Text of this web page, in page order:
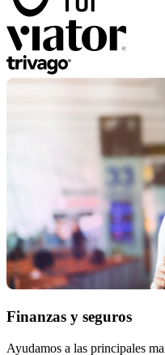
Finanzas y seguros
Ayudamos a las principales